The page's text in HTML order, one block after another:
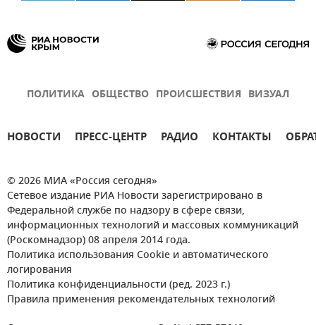
ПОЛИТИКА ОБЩЕСТВО ПРОИСШЕСТВИЯ ВИЗУАЛ
НОВОСТИ ПРЕСС-ЦЕНТР РАДИО КОНТАКТЫ
© 2026 МИА «Россия сегодня»
Сетевое издание РИА Новости зарегистрировано в
Федеральной службе по надзору в сфере связи,
информационных технологий и массовых коммуникаций
(Роскомнадзор) 08 апреля 2014 года.
Политика использования Cookie и автоматического
логирования
Политика конфиденциальности (ред. 2023 г.)
Правила применения рекомендательных технологий